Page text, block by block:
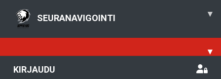
SEURANAVIGOINTI ▾
▾
KIRJAUDU